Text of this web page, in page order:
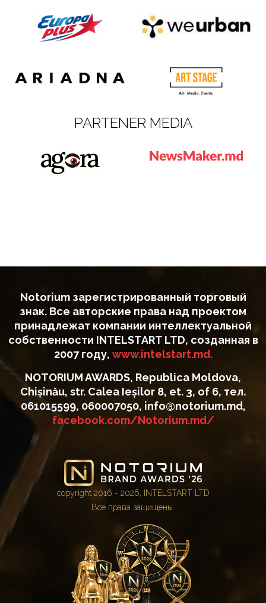
PARTENER MEDIA
Notorium зарегистрированный торговый
знак. Все авторские права над проектом
принадлежат компании интеллектуальной
собственности INTELSTART LTD, созданная в
2007 году, www.intelstart.md.
NOTORIUM AWARDS, Republica Moldova,
Chișinău, str. Calea Ieșilor 8, et. 3, of 6, тел.
061015599, 060007050, info@notorium.md,
facebook.com/Notorium.md/
copyright 2016 - 2026, INTELSTART LTD
Все права защищены.